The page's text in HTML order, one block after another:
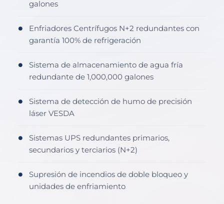
galones
●
Enfriadores Centrífugos N+2 redundantes con
garantía 100% de refrigeración
●
Sistema de almacenamiento de agua fría
redundante de 1,000,000 galones
●
Sistema de detección de humo de precisión
láser VESDA
●
Sistemas UPS redundantes primarios,
secundarios y terciarios (N+2)
●
Supresión de incendios de doble bloqueo y
unidades de enfriamiento